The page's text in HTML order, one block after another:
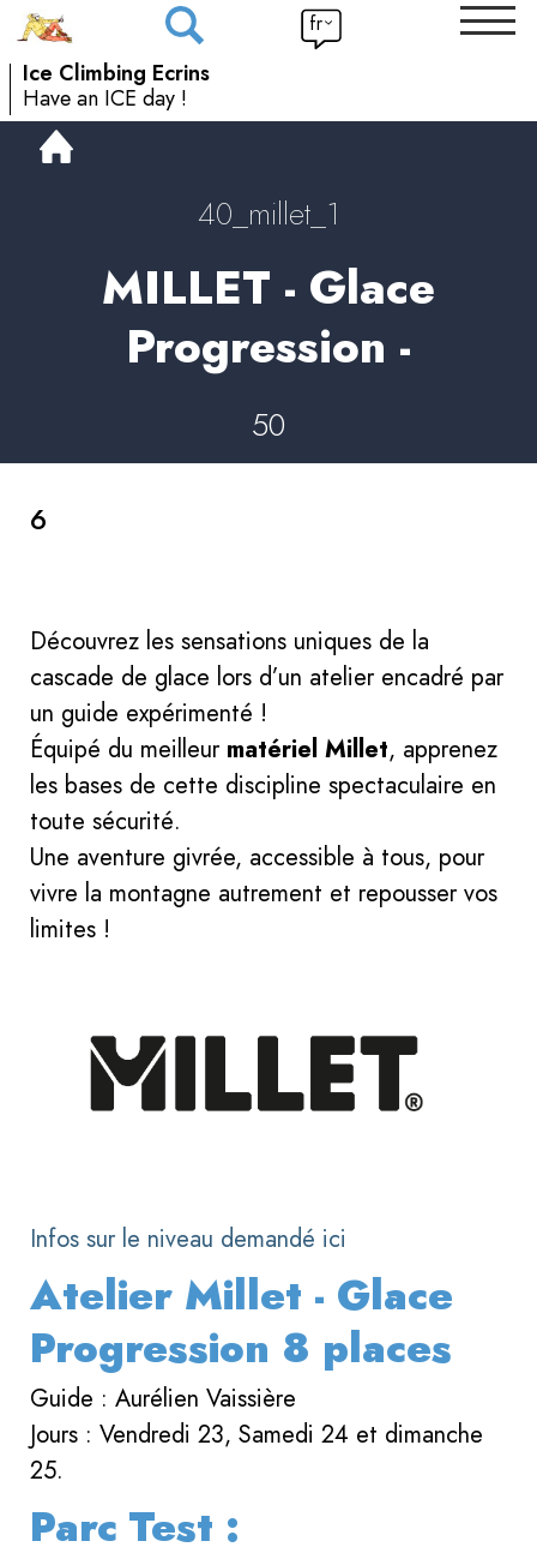
Ice Climbing Ecrins
Have an ICE day !
fr
40_millet_1
MILLET - Glace
Progression -
50
6
Découvrez les sensations uniques de la
cascade de glace lors d’un atelier encadré par
un guide expérimenté !
Équipé du meilleur matériel Millet, apprenez
les bases de cette discipline spectaculaire en
toute sécurité.
Une aventure givrée, accessible à tous, pour
vivre la montagne autrement et repousser vos
limites !
Infos sur le niveau demandé ici
Atelier Millet - Glace
Progression 8 places
Guide : Aurélien Vaissière
Jours : Vendredi 23, Samedi 24 et dimanche
25.
Parc Test :